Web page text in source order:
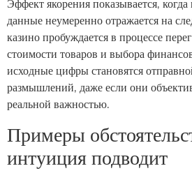
Эффект якорения показывается, когда
данные неумеренно отражается на
казино пробуждается в процессе
стоимости товаров и выбора
исходные цифры становятся
размышлений, даже если они
реальной важностью.
Примеры
интуиция подводит